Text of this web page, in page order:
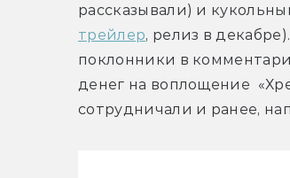
рассказывали) и
трейлер, релиз в
поклонники в
денег на воплощение
сотрудничали и ранее,